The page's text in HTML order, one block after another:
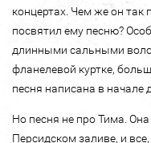
концертах. Чем же он так
посвятил ему песню?
длинными сальными
фланелевой куртке,
песня написана в начале
Но песня не про Тима.
Персидском заливе, и